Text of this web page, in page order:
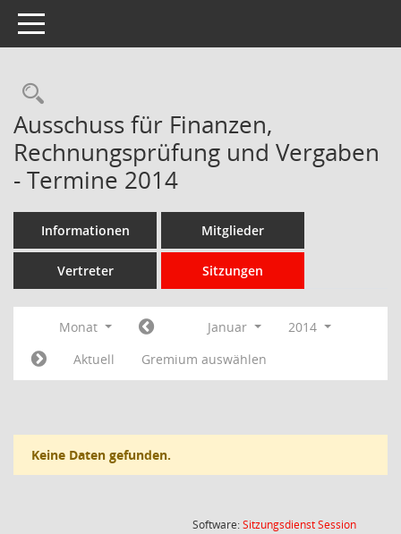
Toggle navigation
Rechercheauswahl
Ausschuss für Finanzen,
Rechnungsprüfung und Vergaben
- Termine 2014
Informationen Mitglieder
Vertreter Sitzungen
Monat Januar
2014
Aktuell
Gremium auswählen
Keine Daten gefunden.
Software:SitzungsdienstSession(Wird in